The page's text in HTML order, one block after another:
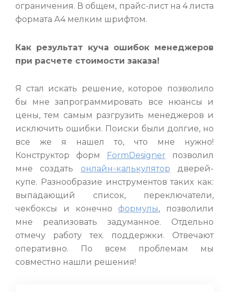
ограничения. В общем, прайс-лист на 4 листа
формата А4 мелким шрифтом.
Как результат куча ошибок менеджеров
при расчете стоимости заказа!
Я стал искать решение, которое позволило
бы мне запрограммировать все нюансы и
цены, тем самым разгрузить менеджеров и
исключить ошибки. Поиски были долгие, но
все же я нашел то, что мне нужно!
Конструктор форм
FormDesigner позволил
мне создать онлайн-калькулятор дверей-
купе. Разнообразие инструментов таких как:
выпадающий список, переключатели,
чекбоксы и конечно формулы, позволили
мне реализовать задуманное. Отдельно
отмечу работу тех. поддержки. Отвечают
оперативно. По всем проблемам мы
совместно нашли решения!